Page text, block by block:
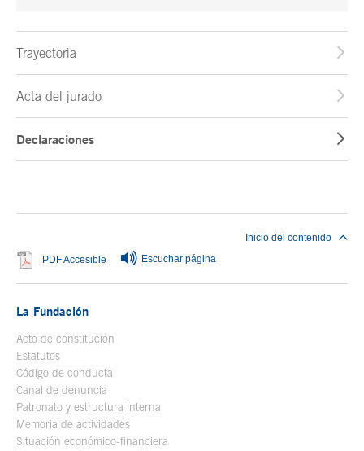
Trayectoria
Acta del jurado
Declaraciones
PDF Accesible Se abre en ventana nueva
Escuchar página
Inicio del contenido
La Fundación
Acto de constitución
Estatutos
Código de conducta
Canal de denuncia
Patronato y estructura interna
Memoria de actividades
Situación económico-financiera